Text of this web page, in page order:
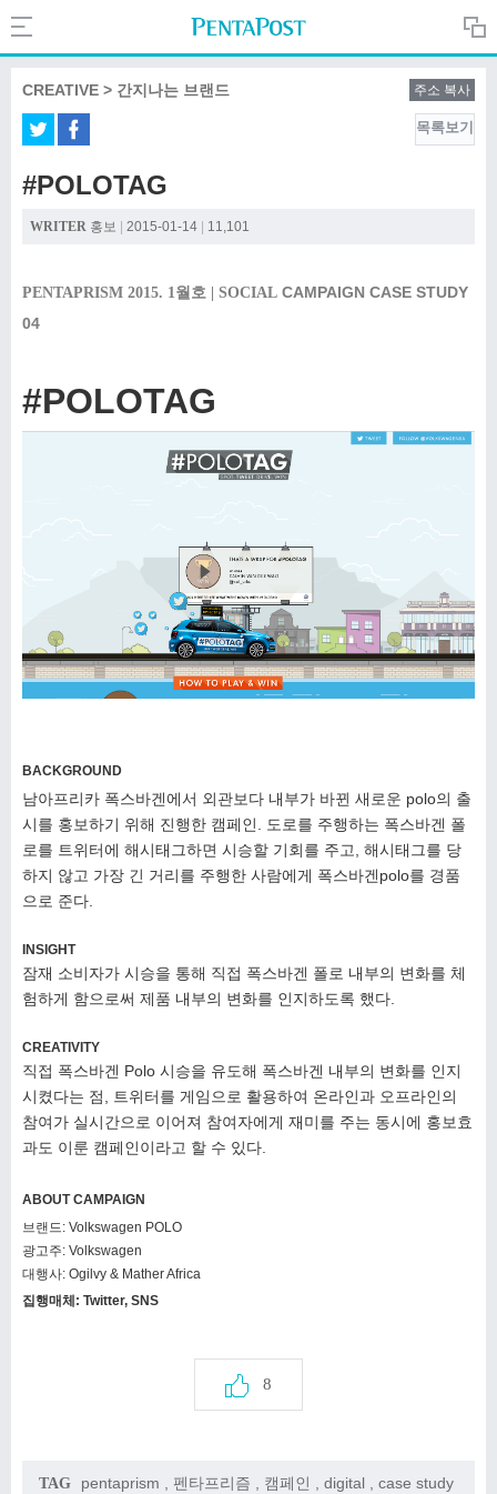
COMPANY
CULTURE
Search
PentaPost.net
CREATIVE > 간지나는 브랜드 주소 복사
목록보기
#POLOTAG
WRITER 홍보 2015-01-14 11,101
PENTAPRISM 2015. 1월호 | SOCIAL CAMPAIGN CASE STUDY
04
#POLOTAG
BACKGROUND
남아프리카 폭스바겐에서 외관보다 내부가 바뀐 새로운 polo의 출
시를 홍보하기 위해 진행한 캠페인. 도로를 주행하는 폭스바겐 폴
로를 트위터에 해시태그하면 시승할 기회를 주고, 해시태그를 당
하지 않고 가장 긴 거리를 주행한 사람에게 폭스바겐polo를 경품
으로 준다.
INSIGHT
잠재 소비자가 시승을 통해 직접 폭스바겐 폴로 내부의 변화를 체
험하게 함으로써 제품 내부의 변화를 인지하도록 했다.
CREATIVITY
직접 폭스바겐 Polo 시승을 유도해 폭스바겐 내부의 변화를 인지
시켰다는 점, 트위터를 게임으로 활용하여 온라인과 오프라인의
참여가 실시간으로 이어져 참여자에게 재미를 주는 동시에 홍보효
과도 이룬 캠페인이라고 할 수 있다.
ABOUT CAMPAIGN
브랜드: Volkswagen POLO
광고주: Volkswagen
대행사: Ogilvy & Mather Africa
집행매체 : Twitter, SNS
8
TAG pentaprism , 펜타프리즘 , 캠페인 , digital , case study